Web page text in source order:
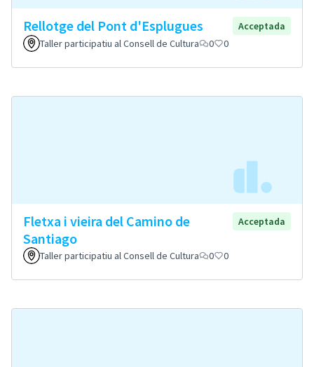
Rellotge del Pont d'Esplugues
Acceptada
Taller participatiu al Consell de Cultura
0 0
Fletxa i vieira del Camino de
Santiago
Acceptada
Taller participatiu al Consell de Cultura 0 0